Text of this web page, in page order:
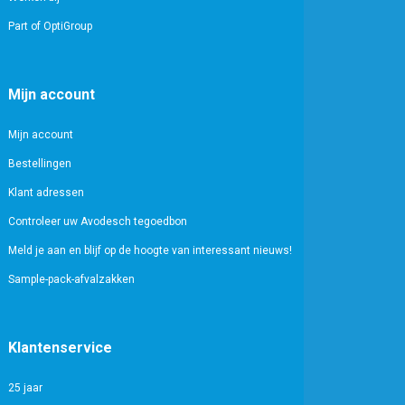
Part of OptiGroup
Mijn account
Mijn account
Bestellingen
Klant adressen
Controleer uw Avodesch tegoedbon
Meld je aan en blijf op de hoogte van interessant nieuws!
Sample-pack-afvalzakken
Klantenservice
25 jaar